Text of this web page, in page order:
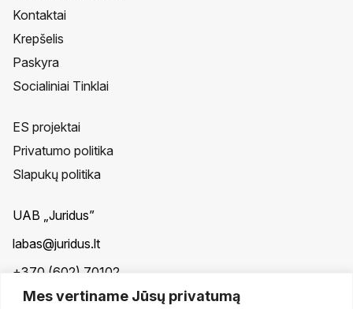
Mes vertiname Jūsų privatumą
Kontaktai
Krepšelis
Paskyra
Socialiniai Tinklai
ES projektai
Privatumo politika
Slapukų politika
UAB „Juridus”
labas@juridus.lt
+370 (602) 70102
Taikos pr. 30, Klaipėda